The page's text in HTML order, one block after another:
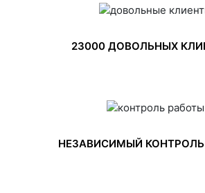
23000 ДОВОЛЬНЫХ
НЕЗАВИСИМЫЙ